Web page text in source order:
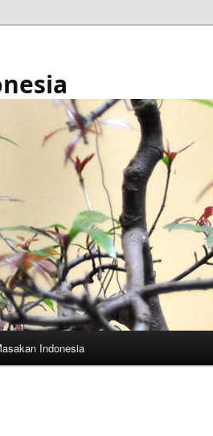
Indonesia